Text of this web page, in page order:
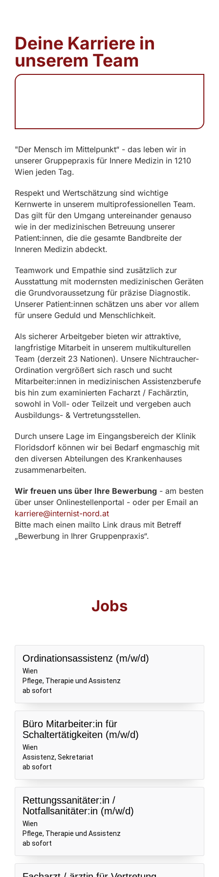
Deine Karriere in
unserem Team
"Der Mensch im Mittelpunkt“ - das leben wir in
unserer Gruppepraxis für Innere Medizin in 1210
Wien jeden Tag.
Respekt und Wertschätzung sind wichtige
Kernwerte in unserem multiprofessionellen Team.
Das gilt für den Umgang untereinander genauso
wie in der medizinischen Betreuung unserer
Patient:innen, die die gesamte Bandbreite der
Inneren Medizin abdeckt.
Teamwork und Empathie sind zusätzlich zur
Ausstattung mit modernsten medizinischen Geräten
die Grundvoraussetzung für präzise Diagnostik.
Unserer Patient:innen schätzen uns aber vor allem
für unsere Geduld und Menschlichkeit.
Als sicherer Arbeitgeber bieten wir attraktive,
langfristige Mitarbeit in unserem multikulturellen
Team (derzeit 23 Nationen). Unsere Nichtraucher-
Ordination vergrößert sich rasch und sucht
Mitarbeiter:innen in medizinischen Assistenzberufe
bis hin zum examinierten Facharzt / Fachärztin,
sowohl in Voll- oder Teilzeit und vergeben auch
Ausbildungs- & Vertretungsstellen.
Durch unsere Lage im Eingangsbereich der Klinik
Floridsdorf können wir bei Bedarf engmaschig mit
den diversen Abteilungen des Krankenhauses
zusammenarbeiten.
Wir freuen uns über Ihre Bewerbung - am besten
über unser Onlinestellenportal - oder per Email an
karriere@internist-nord.at
Bitte mach einen mailto Link draus mit Betreff
„Bewerbung in Ihrer Gruppenpraxis“.
Jobs